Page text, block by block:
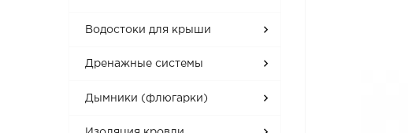
Водостоки для крыши
Дренажные системы
Дымники (флюгарки)